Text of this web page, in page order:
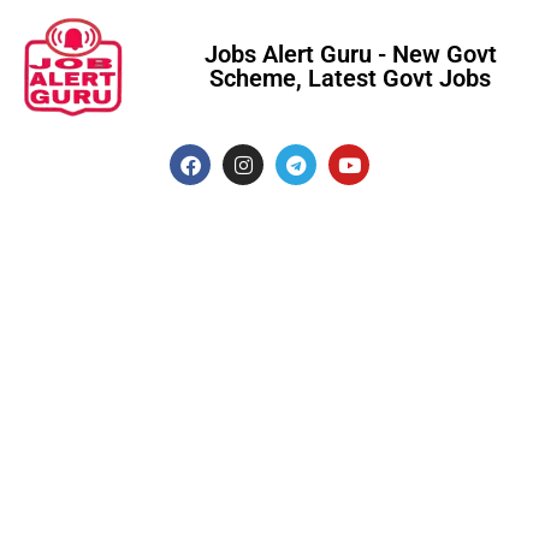
Jobs Alert Guru - New Govt
Scheme, Latest Govt Jobs